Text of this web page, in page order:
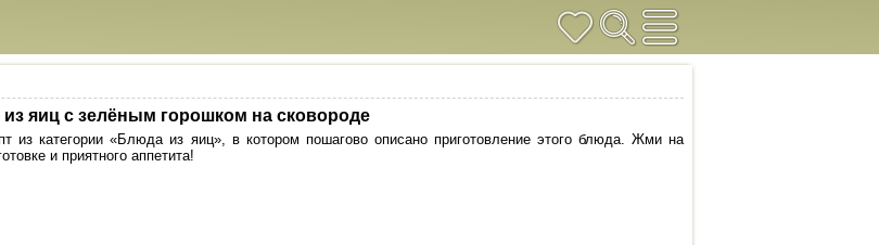
из яиц с зелёным горошком на сковороде
из категории «Блюда из яиц», в котором пошагово описано приготовление этого блюда. Жми на
и приятного аппетита!